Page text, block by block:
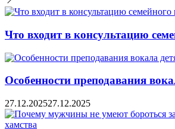
Что входит в консультацию
Особенности преподавания
27.12.202527.12.2025